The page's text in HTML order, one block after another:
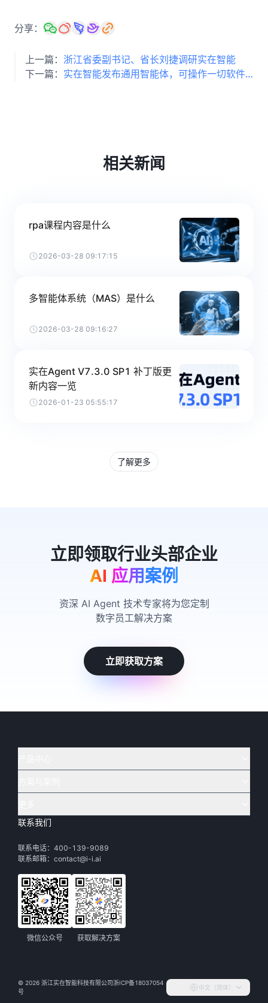
分享：
上一篇： 浙江省委副书记、省长刘捷调研实在智能
下一篇：
实在智能发布通用智能体，可操作一切软件/APP完成工作
相关新闻
rpa课程内容是什么
2026-03-28 09:17:15
多智能体系统（MAS）是什么
2026-03-28 09:16:27
实在Agent V7.3.0 SP1 补丁版更
新内容一览
2026-01-23 05:55:17
了解更多
AI 应用案例
资深 AI Agent 技术专家将为您定制
数字员工解决方案
立即获取方案
IDP 文档审阅 实在 RPA 机器人
实在 RPA 控制器
实在取数宝
电商
政府
制造
教育
财务
下载体验
实在学院
实在社区
帮助中心
智能体市场
合作伙伴
渠道加盟
关于实在
加入我们
联系我们
联系电话：400-139-9089
联系邮箱：contact@i-i.ai
微信公众号 获取解决方案
© 2026 浙江实在智能科技有限公司浙ICP备18037054
号
中文（简体）